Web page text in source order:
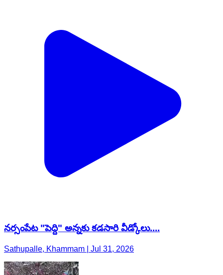
నర్సంపేట "పెద్ది" అన్నకు కడసారి వీడ్కోలు....
Sathupalle, Khammam | Jul 31, 2026